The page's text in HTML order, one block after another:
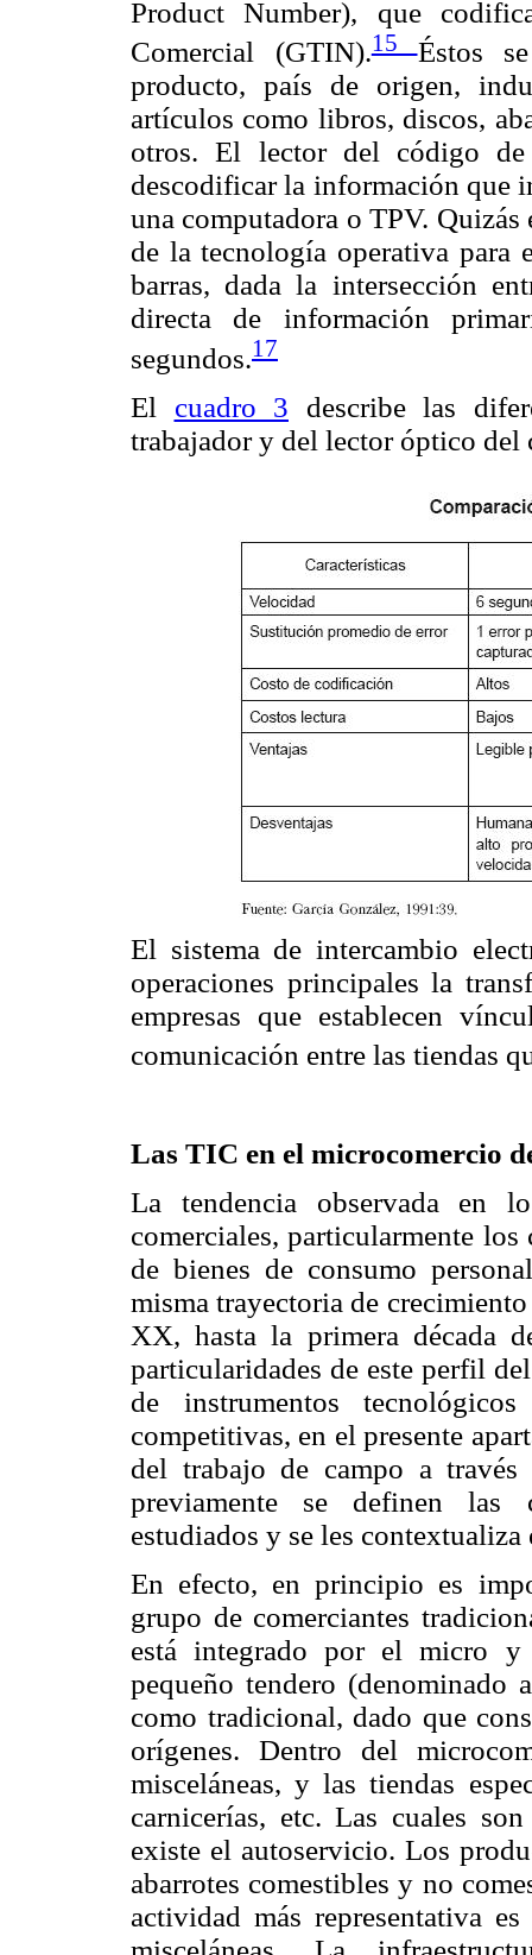
Product Number), que
Comercial (GTIN).15 Éstos
producto, país de origen,
artículos como libros, discos,
otros. El lector del código
descodificar la información que
una computadora o TPV.
de la tecnología operativa para
barras, dada la intersección
directa de información
segundos.17
El cuadro 3 describe las
trabajador y del lector óptico del
El sistema de intercambio
operaciones principales la
empresas que establecen
comunicación entre las tiendas
Las TIC en el microcomercio
La tendencia observada en
comerciales, particularmente
de bienes de consumo
misma trayectoria de
XX, hasta la primera década
particularidades de este perfil
de instrumentos
competitivas, en el presente
del trabajo de campo a
previamente se definen las
estudiados y se les
En efecto, en principio es
grupo de comerciantes
está integrado por el micro y
pequeño tendero (denominado
como tradicional, dado que
orígenes. Dentro del
misceláneas, y las tiendas
carnicerías, etc. Las cuales
existe el autoservicio. Los
abarrotes comestibles y no
actividad más representativa